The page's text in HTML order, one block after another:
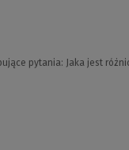
pytania: Jaka jest